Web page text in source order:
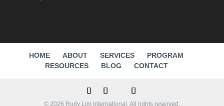
HOME ABOUT SERVICES
PROGRAM
RESOURCES
BLOG CONTACT
© 2026 Rudy Lim International. All rights reserved.